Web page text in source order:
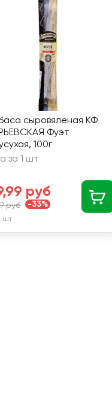
сыровяленая КФ
Фуэт
100г
за 1 шт
руб
руб -33%
шт